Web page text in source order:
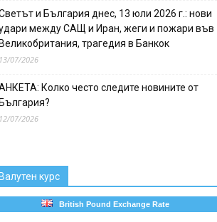
и България днес, 13 юли 2026 г.: нови
между САЩ и Иран, жеги и пожари във
трагедия в Банкок
07/2026
Колко често следите новините от
07/2026
курс
British Pound Exchange Rate